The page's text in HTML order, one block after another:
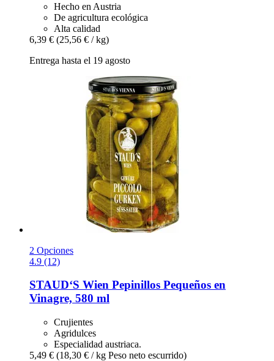
Hecho en Austria
De agricultura ecológica
Alta calidad
6,39 € (25,56 € / kg)
Entrega hasta el 19 agosto
2 Opciones
4.9 (12)
STAUD‘S Wien Pepinillos Pequeños en
Vinagre, 580 ml
Crujientes
Agridulces
Especialidad austriaca.
5,49 € (18,30 € / kg Peso neto escurrido)